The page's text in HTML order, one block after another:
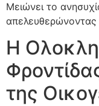
Μειώνει το
απελευθερώνοντας
Η
της